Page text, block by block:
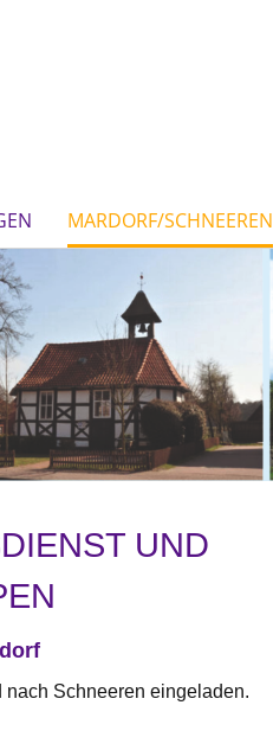
MARDORF/SCHNEEREN
UND
nach Schneeren eingeladen.